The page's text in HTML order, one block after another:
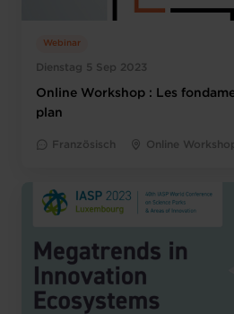
Dienstag 5 Sep 2023
Webinar
Online Workshop : Les
plan
Französisch Online